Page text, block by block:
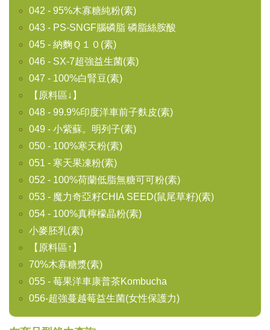
042 - 95%木寡糖純粉(素)
043 - PS-SNGF腦磷脂 磷脂絲胺酸
045 - 納麴Ｑ１０(素)
046 - SX-7超強益生菌(素)
047 - 100%白腎豆(素)
【原料區↓】
048 - 99.9%印度洋車前子麩皮(素)
049 - 小紫蘇。明列子(素)
050 - 100%寒天粉(素)
051 - 寒天果凍粉(素)
052 - 100%荷蘭低脂無糖可可粉(素)
053 - 魔力奇亞籽CHIA SEED(鼠尾草籽)(素)
054 - 100%真檸檬晶粉(素)
小麥胚乳(素)
【原料區↑】
70%木寡糖漿(素)
055 - 莓果洋車康普茶Kombucha
056-超強蔓越莓益生菌(女性保護力)